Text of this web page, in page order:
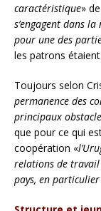
caractéristique»
s’engagent dans
pour une des
les patrons
Toujours selon
permanence des
principaux
que pour ce qui
coopération «
relations de travail
pays, en